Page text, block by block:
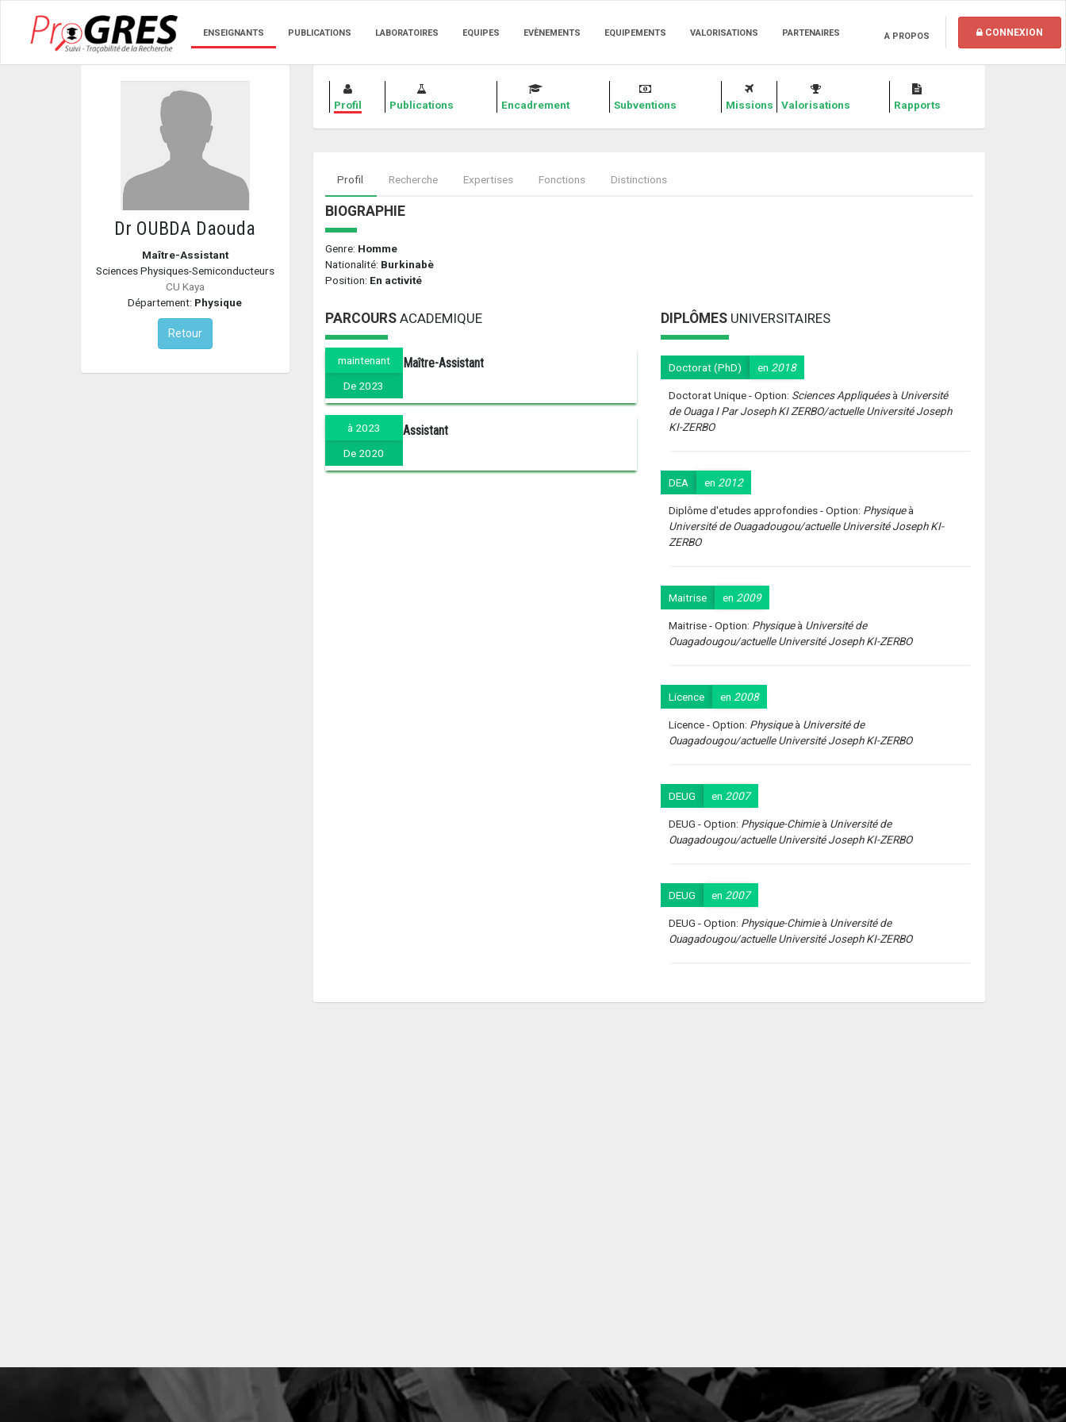
ENSEIGNANTS PUBLICATIONS LABORATOIRES EQUIPES EVÈNEMENTS EQUIPEMENTS VALORISATIONS PARTENAIRES A PROPOS CONNEXION
Dr OUBDA Daouda
Maître-Assistant
Sciences Physiques-Semiconducteurs
CU Kaya
Département: Physique
Retour
Profil Publications Encadrement Subventions Missions Valorisations Rapports
Profil Recherche Expertises Fonctions Distinctions
BIOGRAPHIE
Genre: Homme
Nationalité: Burkinabè
Position: En activité
PARCOURSACADEMIQUE
maintenant
De 2023
Maître-Assistant
à 2023
De 2020
Assistant
DIPLÔMES UNIVERSITAIRES
Doctorat (PhD) en 2018
Doctorat Unique - Option: Sciences Appliquéesà Université
de Ouaga I Par Joseph KI ZERBO/actuelle Université Joseph
KI-ZERBO
DEA en 2012
Diplôme d'etudes approfondies - Option: Physiqueà
Université de Ouagadougou/actuelle Université Joseph KI-
ZERBO
Maitrise en 2009
Maitrise - Option: Physiqueà Université de
Ouagadougou/actuelle Université Joseph KI-ZERBO
Licence en 2008
Licence - Option: Physiqueà Université de
Ouagadougou/actuelle Université Joseph KI-ZERBO
DEUG en 2007
DEUG - Option: Physique-Chimieà Université de
Ouagadougou/actuelle Université Joseph KI-ZERBO
DEUG en 2007
DEUG - Option: Physique-Chimieà Université de
Ouagadougou/actuelle Université Joseph KI-ZERBO